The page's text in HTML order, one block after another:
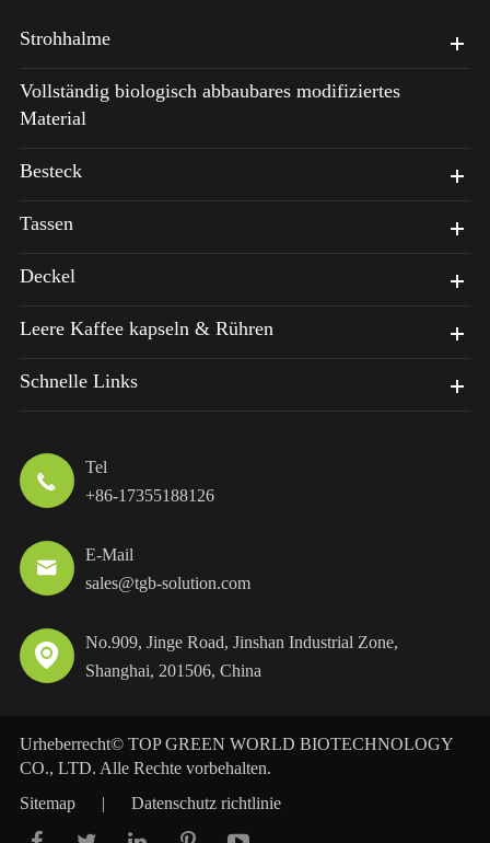
Strohhalme
Vollständig biologisch abbaubares modifiziertes
Material
Besteck
Tassen
Deckel
Leere Kaffee kapseln & Rühren
Schnelle Links

Tel
+86-17355188126

E-Mail
sales@tgb-solution.com

No.909, Jinge Road, Jinshan Industrial Zone,
Shanghai, 201506, China
Urheberrecht© TOP GREEN WORLD BIOTECHNOLOGY
CO., LTD. Alle Rechte vorbehalten.
Sitemap
| Datenschutz richtlinie